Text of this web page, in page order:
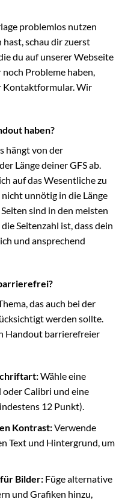
problemlos nutzen
schau dir zuerst
du auf unserer Webseite
Probleme haben,
Kontaktformular. Wir
haben?
hängt von der
Länge deiner GFS ab.
auf das Wesentliche zu
unnötig in die Länge
sind in den meisten
Seitenzahl ist, dass dein
und ansprechend
das auch bei der
werden sollte.
Handout barrierefreier
Wähle eine
Calibri und eine
12 Punkt).
Kontrast:Verwende
Text und Hintergrund, um
Bilder:Füge alternative
und Grafiken hinzu,